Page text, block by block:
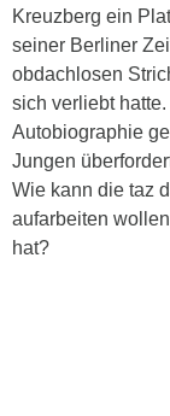
Kreuzberg ein
seiner Berliner
obdachlosen
sich verliebt
Autobiographie
Jungen
Wie kann die taz
aufarbeiten
hat?